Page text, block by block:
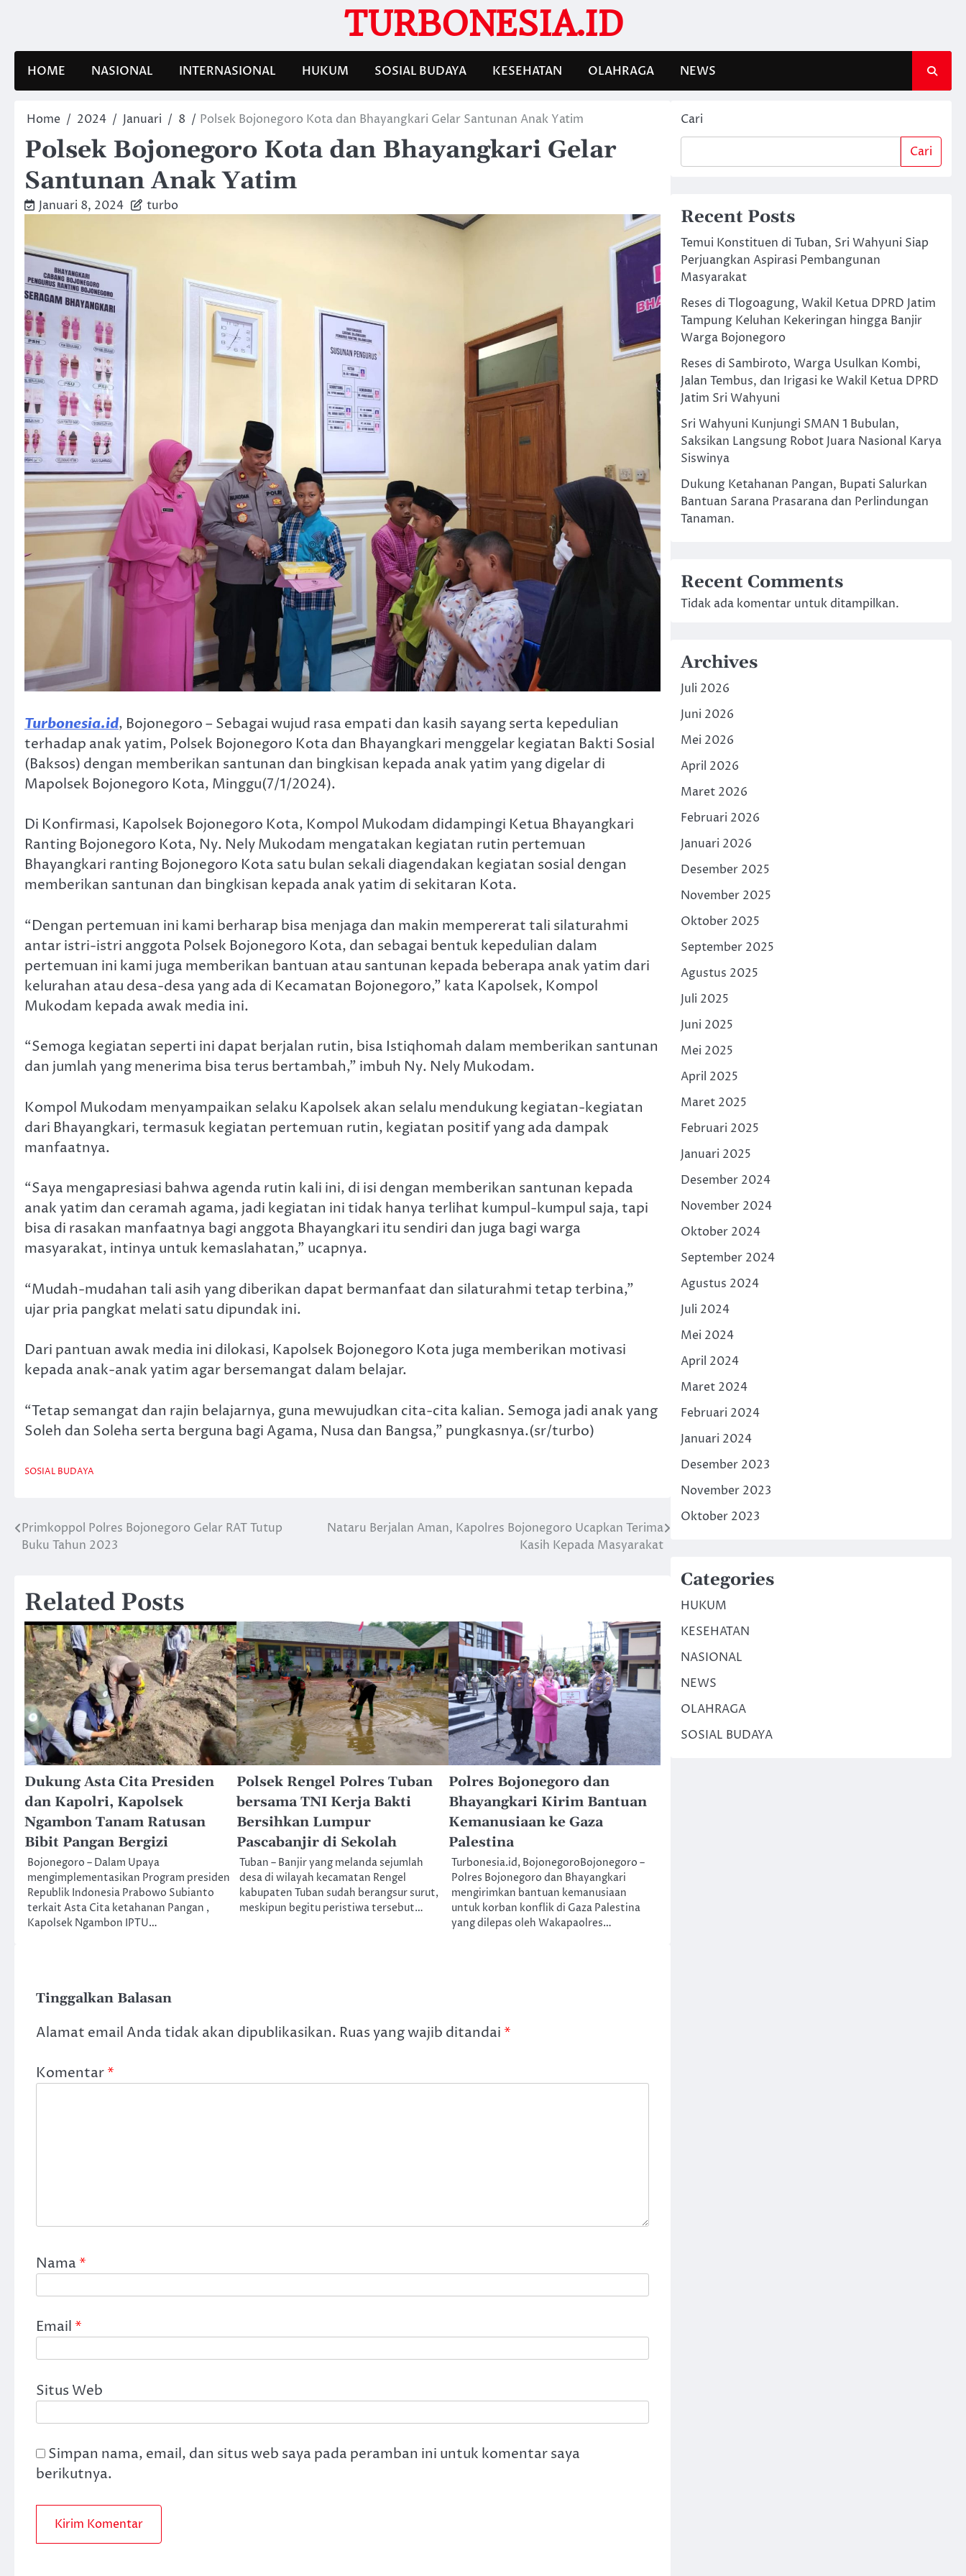
TURBONESIA.ID
HOME NASIONAL INTERNASIONAL HUKUM SOSIAL BUDAYA KESEHATAN OLAHRAGA NEWS
Home 2024 Januari 8 Polsek Bojonegoro Kota dan Bhayangkari Gelar Santunan Anak Yatim
Polsek Bojonegoro Kota dan Bhayangkari Gelar
Santunan Anak Yatim
Januari 8, 2024 turbo
Turbonesia.id, Bojonegoro – Sebagai wujud rasa empati dan kasih sayang serta kepedulian
terhadap anak yatim, Polsek Bojonegoro Kota dan Bhayangkari menggelar kegiatan Bakti Sosial
(Baksos) dengan memberikan santunan dan bingkisan kepada anak yatim yang digelar di
Mapolsek Bojonegoro Kota, Minggu(7/1/2024).
Di Konfirmasi, Kapolsek Bojonegoro Kota, Kompol Mukodam didampingi Ketua Bhayangkari
Ranting Bojonegoro Kota, Ny. Nely Mukodam mengatakan kegiatan rutin pertemuan
Bhayangkari ranting Bojonegoro Kota satu bulan sekali diagendakan kegiatan sosial dengan
memberikan santunan dan bingkisan kepada anak yatim di sekitaran Kota.
“Dengan pertemuan ini kami berharap bisa menjaga dan makin mempererat tali silaturahmi
antar istri-istri anggota Polsek Bojonegoro Kota, dan sebagai bentuk kepedulian dalam
pertemuan ini kami juga memberikan bantuan atau santunan kepada beberapa anak yatim dari
kelurahan atau desa-desa yang ada di Kecamatan Bojonegoro,” kata Kapolsek, Kompol
Mukodam kepada awak media ini.
“Semoga kegiatan seperti ini dapat berjalan rutin, bisa Istiqhomah dalam memberikan santunan
dan jumlah yang menerima bisa terus bertambah,” imbuh Ny. Nely Mukodam.
Kompol Mukodam menyampaikan selaku Kapolsek akan selalu mendukung kegiatan-kegiatan
dari Bhayangkari, termasuk kegiatan pertemuan rutin, kegiatan positif yang ada dampak
manfaatnya.
“Saya mengapresiasi bahwa agenda rutin kali ini, di isi dengan memberikan santunan kepada
anak yatim dan ceramah agama, jadi kegiatan ini tidak hanya terlihat kumpul-kumpul saja, tapi
bisa di rasakan manfaatnya bagi anggota Bhayangkari itu sendiri dan juga bagi warga
masyarakat, intinya untuk kemaslahatan,” ucapnya.
“Mudah-mudahan tali asih yang diberikan dapat bermanfaat dan silaturahmi tetap terbina,”
ujar pria pangkat melati satu dipundak ini.
Dari pantuan awak media ini dilokasi, Kapolsek Bojonegoro Kota juga memberikan motivasi
kepada anak-anak yatim agar bersemangat dalam belajar.
“Tetap semangat dan rajin belajarnya, guna mewujudkan cita-cita kalian. Semoga jadi anak yang
Soleh dan Soleha serta berguna bagi Agama, Nusa dan Bangsa,” pungkasnya.(sr/turbo)
SOSIAL BUDAYA
Navigasi
Primkoppol Polres Bojonegoro Gelar RAT Tutup
Buku Tahun 2023
Nataru Berjalan Aman, Kapolres Bojonegoro Ucapkan Terima
Kasih Kepada Masyarakat
Related Posts
Dukung Asta Cita Presiden
dan Kapolri, Kapolsek
Ngambon Tanam Ratusan
Bibit Pangan Bergizi
Bojonegoro – Dalam Upaya
mengimplementasikan Program presiden
Republik Indonesia Prabowo Subianto
terkait Asta Cita ketahanan Pangan ,
Kapolsek Ngambon IPTU…
Polsek Rengel Polres Tuban
bersama TNI Kerja Bakti
Bersihkan Lumpur
Pascabanjir di Sekolah
Tuban – Banjir yang melanda sejumlah
desa di wilayah kecamatan Rengel
kabupaten Tuban sudah berangsur surut,
meskipun begitu peristiwa tersebut…
Polres Bojonegoro dan
Bhayangkari Kirim Bantuan
Kemanusiaan ke Gaza
Palestina
Turbonesia.id, BojonegoroBojonegoro –
Polres Bojonegoro dan Bhayangkari
mengirimkan bantuan kemanusiaan
untuk korban konflik di Gaza Palestina
yang dilepas oleh Wakapaolres…
Tinggalkan Balasan
Alamat email Anda tidak akan dipublikasikan. Ruas yang wajib ditandai *
Komentar*
Nama *
Email *
Situs Web
Simpan nama, email, dan situs web saya pada peramban ini untuk komentar saya
berikutnya.
Cari
Cari
Recent Posts
Temui Konstituen di Tuban, Sri Wahyuni Siap
Perjuangkan Aspirasi Pembangunan
Masyarakat
Reses di Tlogoagung, Wakil Ketua DPRD Jatim
Tampung Keluhan Kekeringan hingga Banjir
Warga Bojonegoro
Reses di Sambiroto, Warga Usulkan Kombi,
Jalan Tembus, dan Irigasi ke Wakil Ketua DPRD
Jatim Sri Wahyuni
Sri Wahyuni Kunjungi SMAN 1 Bubulan,
Saksikan Langsung Robot Juara Nasional Karya
Siswinya
Dukung Ketahanan Pangan, Bupati Salurkan
Bantuan Sarana Prasarana dan Perlindungan
Tanaman.
Recent Comments
Tidak ada komentar untuk ditampilkan.
Archives
Juli 2026
Juni 2026
Mei 2026
April 2026
Maret 2026
Februari 2026
Januari 2026
Desember 2025
November 2025
Oktober 2025
September 2025
Agustus 2025
Juli 2025
Juni 2025
Mei 2025
April 2025
Maret 2025
Februari 2025
Januari 2025
Desember 2024
November 2024
Oktober 2024
September 2024
Agustus 2024
Juli 2024
Mei 2024
April 2024
Maret 2024
Februari 2024
Januari 2024
Desember 2023
November 2023
Oktober 2023
Categories
HUKUM
KESEHATAN
NASIONAL
NEWS
OLAHRAGA
SOSIAL BUDAYA